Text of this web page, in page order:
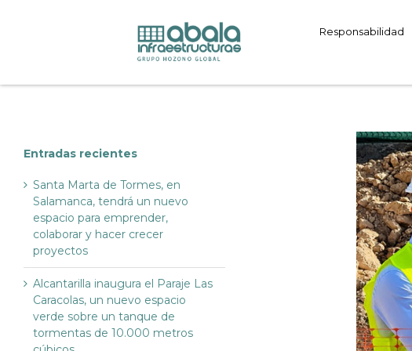
Responsabilidad
Ver
imagen
más
grande
Entradas recientes
Santa Marta de Tormes, en
Salamanca, tendrá un nuevo
espacio para emprender,
colaborar y hacer crecer
proyectos
Alcantarilla inaugura el Paraje Las
Caracolas, un nuevo espacio
verde sobre un tanque de
tormentas de 10.000 metros